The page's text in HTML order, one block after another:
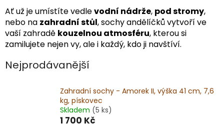
Ať už je umístíte vedlevodní nádrže, pod stromy,
nebo na zahradní stůl, sochy andělíčků vytvoří ve
vaší zahradě kouzelnou atmosféru, kterou si
zamilujete nejen vy, ale i každý, kdo ji navštíví.
Nejprodávanější
Zahradní sochy - Amorek II, výška 41 cm, 7,6
kg, pískovec
Skladem (5 ks)
1 700 Kč